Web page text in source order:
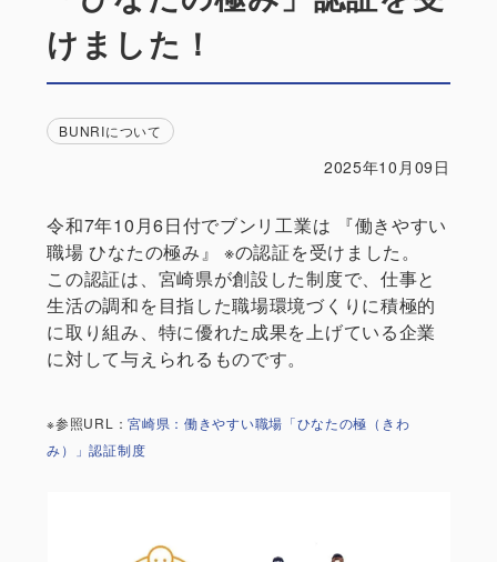
けました！
BUNRIについて
2025年10月09日
令和7年10月6日付でブンリ工業は 『働きやすい
職場 ひなたの極み』 ※の認証を受けました。
この認証は、宮崎県が創設した制度で、仕事と
生活の調和を目指した職場環境づくりに積極的
に取り組み、特に優れた成果を上げている企業
に対して与えられるものです。
※参照URL：宮崎県：働きやすい職場「ひなたの極（きわ
み）」認証制度